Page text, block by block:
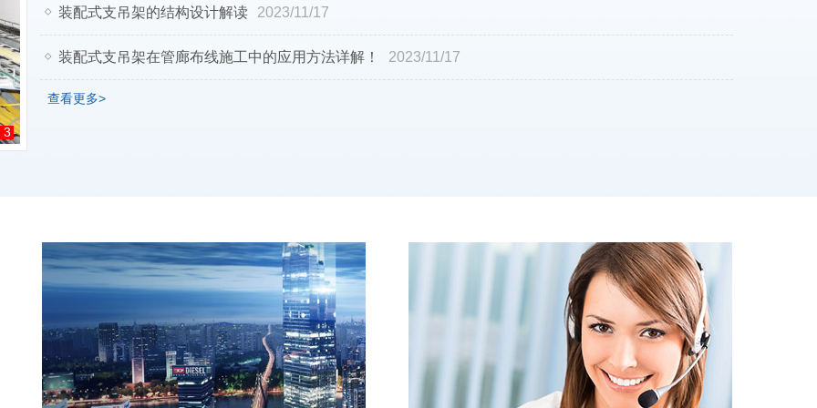
3
装配式支吊架的结构设计解读 2023/11/17
装配式支吊架在管廊布线施工中的应用方法详解！ 2023/11/17
查看更多>